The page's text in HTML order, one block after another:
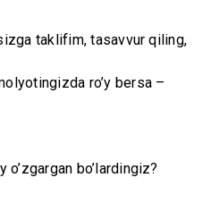
taklifim, tasavvur qiling,
ro’y bersa –
bo’lardingiz?